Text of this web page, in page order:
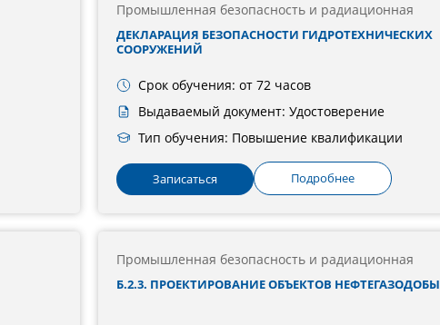
Промышленная безопасность и радиационная
ДЕКЛАРАЦИЯ БЕЗОПАСНОСТИ ГИДРОТЕХНИЧЕСКИХ
СООРУЖЕНИЙ
Срок обучения: от 72 часов
Выдаваемый документ: Удостоверение
Тип обучения: Повышение квалификации
Записаться Подробнее
Промышленная безопасность и радиационная
Б.2.3. ПРОЕКТИРОВАНИЕ ОБЪЕКТОВ